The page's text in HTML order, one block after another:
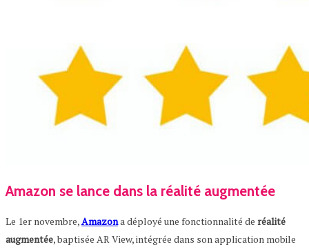
Amazon se lance dans la réalité augmentée
Le 1er novembre, Amazona déployé une fonctionnalité de réalité
augmentée, baptisée AR View, intégrée dans son application mobile